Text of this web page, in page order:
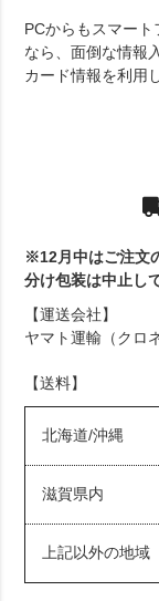
PCからもスマー
なら、面倒な情報
カード情報を利用
※12月中はご注文
分け包装は中止し
【運送会社】
ヤマト運輸（クロ
【送料】
北海道/沖縄
滋賀県内
上記以外の地域